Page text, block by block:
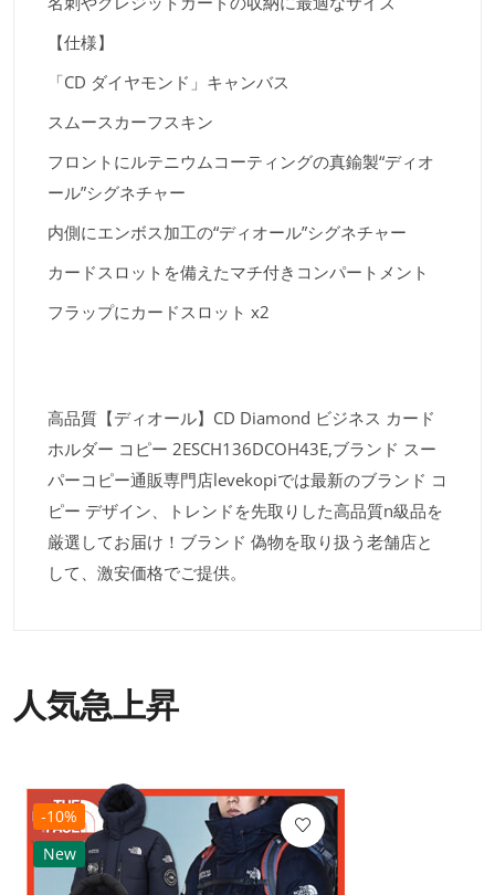
【仕様】
「CD ダイヤモンド」キャンバス
スムースカーフスキン
フロントにルテニウムコーティングの真鍮製“ディオ
ール”シグネチャー
内側にエンボス加工の“ディオール”シグネチャー
カードスロットを備えたマチ付きコンパートメント
フラップにカードスロット x2
高品質【ディオール】CD Diamond ビジネス カード
ホルダー コピー 2ESCH136DCOH43E,ブランド スー
パーコピー通販専門店levekopiでは最新のブランド コ
ピー デザイン、トレンドを先取りした高品質n級品を
厳選してお届け！ブランド 偽物を取り扱う老舗店と
して、激安価格でご提供。
人気急上昇
-10%
New